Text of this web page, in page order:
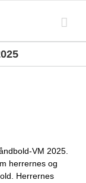
VM 2025.
herrernes og
Herrernes